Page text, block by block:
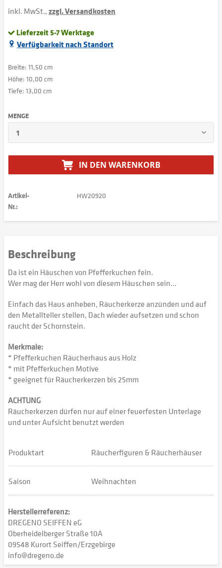
inkl. MwSt.,zzgl. Versandkosten
Lieferzeit 5-7 Werktage
Verfügbarkeit nach Standort
Breite: 11,50 cm
Höhe: 10,00 cm
Tiefe: 13,00 cm
MENGE
IN DEN WARENKORB
Artikel-
Nr.:
HW20920
Beschreibung
Da ist ein Häuschen von Pfefferkuchen fein.
Wer mag der Herr wohl von diesem Häuschen sein…
Einfach das Haus anheben, Räucherkerze anzünden und auf
den Metallteller stellen, Dach wieder aufsetzen und schon
raucht der Schornstein.
Merkmale:
* Pfefferkuchen Räucherhaus aus Holz
* mit Pfefferkuchen Motive
* geeignet für Räucherkerzen bis 25mm
ACHTUNG
Räucherkerzen dürfen nur auf einer feuerfesten Unterlage
und unter Aufsicht benutzt werden
Produktart Räucherfiguren & Räucherhäuser
Saison Weihnachten
Herstellerreferenz:
DREGENO SEIFFEN eG
Oberheidelberger Straße 10A
09548 Kurort Seiffen/Erzgebirge
info@dregeno.de